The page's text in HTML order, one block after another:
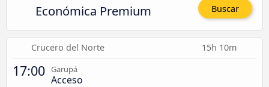
Económica Premium Buscar
Crucero del Norte 15h 10m
17:00 Garupá
Acceso